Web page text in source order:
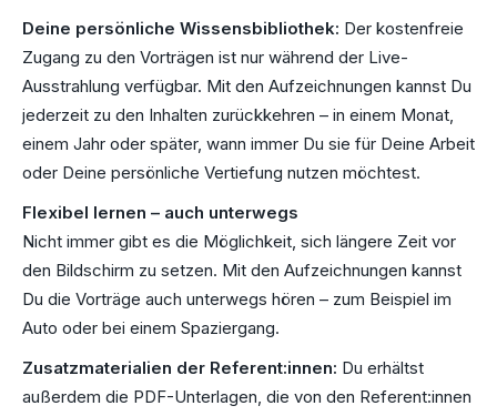
Deine persönliche Wissensbibliothek: Der kostenfreie
Zugang zu den Vorträgen ist nur während der Live-
Ausstrahlung verfügbar. Mit den Aufzeichnungen kannst Du
jederzeit zu den Inhalten zurückkehren – in einem Monat,
einem Jahr oder später, wann immer Du sie für Deine Arbeit
oder Deine persönliche Vertiefung nutzen möchtest.
Flexibel lernen – auch unterwegs
Nicht immer gibt es die Möglichkeit, sich längere Zeit vor
den Bildschirm zu setzen. Mit den Aufzeichnungen kannst
Du die Vorträge auch unterwegs hören – zum Beispiel im
Auto oder bei einem Spaziergang.
Zusatzmaterialien der Referent:innen: Du erhältst
außerdem die PDF-Unterlagen, die von den Referent:innen